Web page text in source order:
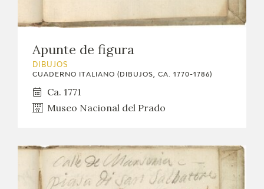
Apunte de figura
DIBUJOS
CUADERNO ITALIANO (DIBUJOS, CA. 1770-1786)
Ca. 1771
Museo Nacional del Prado